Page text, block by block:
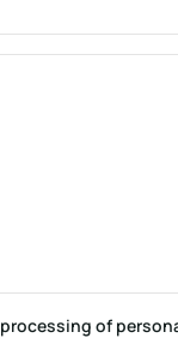
processing of